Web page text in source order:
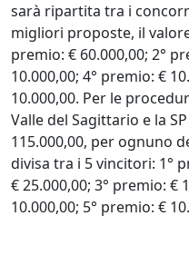
sarà ripartita tra i
migliori proposte, il
premio: € 60.000,00; 2°
10.000,00; 4° premio: €
10.000,00. Per le
Valle del Sagittario e la
115.000,00, per ognuno
divisa tra i 5 vincitori: 1°
€ 25.000,00; 3° premio: €
10.000,00; 5° premio: €